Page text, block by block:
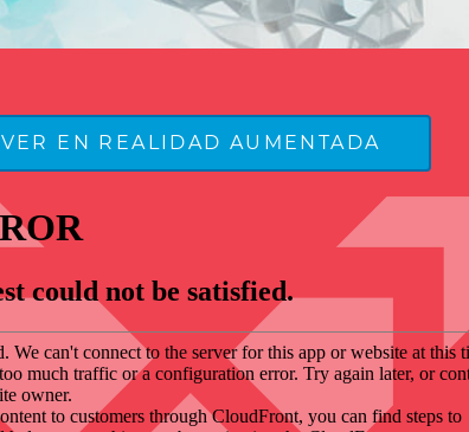
VER EN REALIDAD AUMENTADA